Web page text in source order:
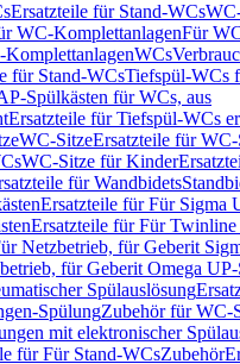
Ersatzteile für Stand-WCs
WC-KomplettanlagenFür
WCs
für Stand-WCsTiefspül-WCs
Spülkästen für WCs, aus
Ersatzteile für Tiefspül-WCs
WC-SitzeErsatzteile für
WC-Sitze für Kinder
für Wandbidets
Ersatzteile für Für Sigma
Ersatzteile für Für
Netzbetrieb, für Geberit
für Geberit Omega
Spülauslösung
SpülungZubehör für WC-
mit elektronischer
für Für Stand-WCsZubehör